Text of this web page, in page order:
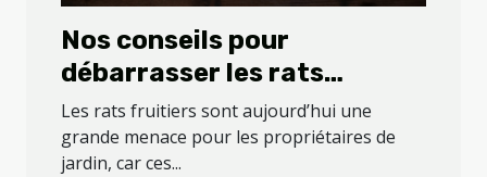
Nos conseils pour
débarrasser les rats
fruitiers de votre jardin
Les rats fruitiers sont aujourd’hui une
grande menace pour les propriétaires de
jardin, car ces...